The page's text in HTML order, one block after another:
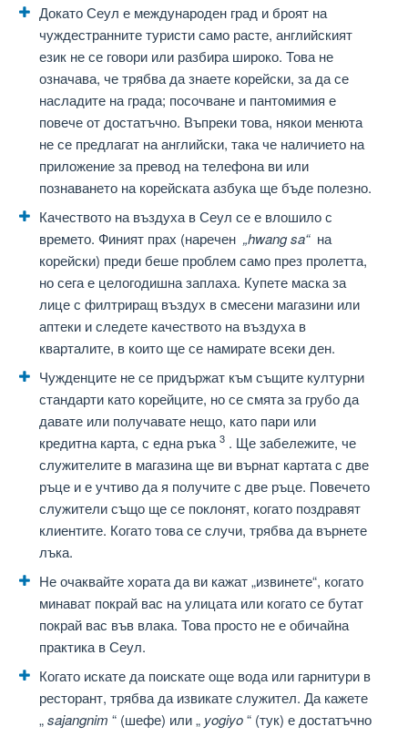
Докато Сеул е международен град и броят на
чуждестранните туристи само расте, английският
език не се говори или разбира широко. Това не
означава, че трябва да знаете корейски, за да се
насладите на града; посочване и пантомимия е
повече от достатъчно. Въпреки това, някои менюта
не се предлагат на английски, така че наличието на
приложение за превод на телефона ви или
познаването на корейската азбука ще бъде полезно.
Качеството на въздуха в Сеул се е влошило с
времето. Финият прах (наречен „hwang sa“на
корейски) преди беше проблем само през пролетта,
но сега е целогодишна заплаха. Купете маска за
лице с филтриращ въздух в смесени магазини или
аптеки и следете качеството на въздуха в
кварталите, в които ще се намирате всеки ден.
Чужденците не се придържат към същите културни
стандарти като корейците, но се смята за грубо да
давате или получавате нещо, като пари или
кредитна карта, с една ръка 3 . Ще забележите, че
служителите в магазина ще ви върнат картата с две
ръце и е учтиво да я получите с две ръце. Повечето
служители също ще се поклонят, когато поздравят
клиентите. Когато това се случи, трябва да върнете
лъка.
Не очаквайте хората да ви кажат „извинете“, когато
минават покрай вас на улицата или когато се бутат
покрай вас във влака. Това просто не е обичайна
практика в Сеул.
Когато искате да поискате още вода или гарнитури в
ресторант, трябва да извикате служител. Да кажете
„sajangnim “ (шефе) или „ yogiyo“ (тук) е достатъчно